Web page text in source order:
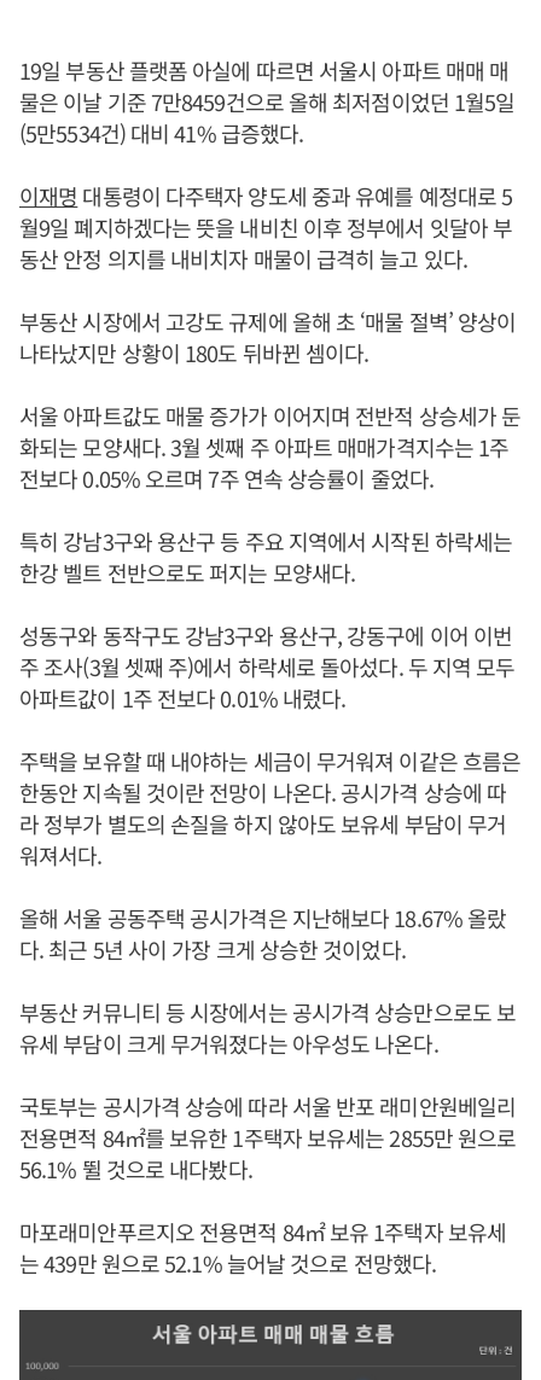
19일 부동산 플랫폼 아실에 따르면 서울시 아파트 매매 매
물은 이날 기준 7만8459건으로 올해 최저점이었던 1월5일
(5만5534건) 대비 41% 급증했다.
이재명 대통령이 다주택자 양도세 중과 유예를 예정대로 5
월9일 폐지하겠다는 뜻을 내비친 이후 정부에서 잇달아 부
동산 안정 의지를 내비치자 매물이 급격히 늘고 있다.
부동산 시장에서 고강도 규제에 올해 초 ‘매물 절벽’ 양상이
나타났지만 상황이 180도 뒤바뀐 셈이다.
서울 아파트값도 매물 증가가 이어지며 전반적 상승세가 둔
화되는 모양새다. 3월 셋째 주 아파트 매매가격지수는 1주
전보다 0.05% 오르며 7주 연속 상승률이 줄었다.
특히 강남3구와 용산구 등 주요 지역에서 시작된 하락세는
한강 벨트 전반으로도 퍼지는 모양새다.
성동구와 동작구도 강남3구와 용산구, 강동구에 이어 이번
주 조사(3월 셋째 주)에서 하락세로 돌아섰다. 두 지역 모두
아파트값이 1주 전보다 0.01% 내렸다.
주택을 보유할 때 내야하는 세금이 무거워져 이같은 흐름은
한동안 지속될 것이란 전망이 나온다. 공시가격 상승에 따
라 정부가 별도의 손질을 하지 않아도 보유세 부담이 무거
워져서다.
올해 서울 공동주택 공시가격은 지난해보다 18.67% 올랐
다. 최근 5년 사이 가장 크게 상승한 것이었다.
부동산 커뮤니티 등 시장에서는 공시가격 상승만으로도 보
유세 부담이 크게 무거워졌다는 아우성도 나온다.
국토부는 공시가격 상승에 따라 서울 반포 래미안원베일리
전용면적 84㎡를 보유한 1주택자 보유세는 2855만 원으로
56.1% 뛸 것으로 내다봤다.
마포래미안푸르지오 전용면적 84㎡ 보유 1주택자 보유세
는 439만 원으로 52.1% 늘어날 것으로 전망했다.